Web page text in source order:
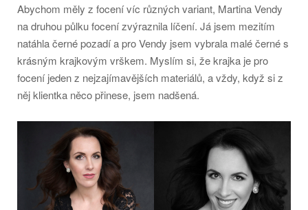
Abychom měly z focení víc různých variant, Martina Vendy
na druhou půlku focení zvýraznila líčení. Já jsem mezitím
natáhla černé pozadí a pro Vendy jsem vybrala malé černé s
krásným krajkovým vrškem. Myslím si, že krajka je pro
focení jeden z nejzajímavějších materiálů, a vždy, když si z
něj klientka něco přinese, jsem nadšená.